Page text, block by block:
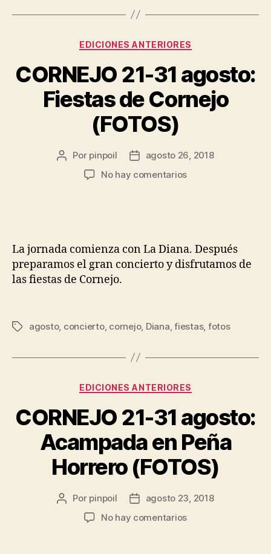
EDICIONES ANTERIORES
CORNEJO 21-31 agosto:
Fiestas de Cornejo
(FOTOS)
Por pinpoil
agosto 26, 2018
No hay comentarios
La jornada comienza con La Diana. Después
preparamos el gran concierto y disfrutamos de
las fiestas de Cornejo.
agosto, concierto, cornejo, Diana ,fiestas, fotos
EDICIONES ANTERIORES
CORNEJO 21-31 agosto:
Acampada en Peña
Horrero (FOTOS)
Por pinpoil
agosto 23, 2018
No hay comentarios